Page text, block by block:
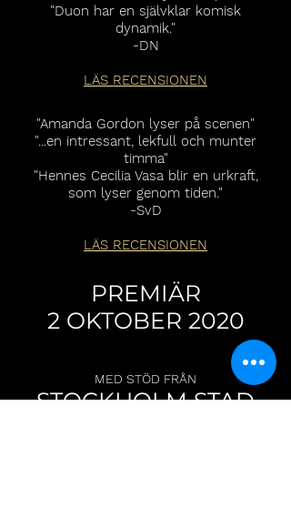
"Duon har en självklar komisk
dynamik."
-DN
LÄS RECENSIONEN
"Amanda Gordon lyser på scenen"
"...en intressant, lekfull och munter
timma"
"Hennes Cecilia Vasa blir en urkraft,
som lyser genom tiden."
-SvD
LÄS RECENSIONEN
PREMIÄR
2 OKTOBER 2020
MED STÖD FRÅN
STOCKHOLM STAD